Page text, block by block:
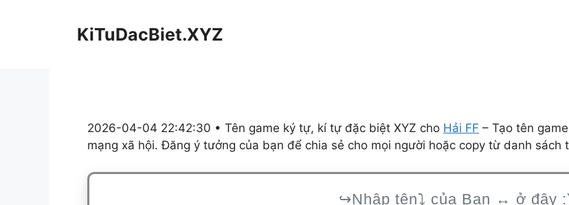
KiTuDacBiet.XYZ
2026-04-04 22:42:30 • Tên game ký tự, kí tự đặc biệt XYZ cho Hải FF – Tạo tên
mạng xã hội. Đăng ý tưởng của bạn để chia sẻ cho mọi người hoặc copy từ danh sách